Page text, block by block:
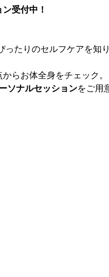
受付中！
ったりのセルフケアを知
からお体全身をチェック
ソナルセッションをご用